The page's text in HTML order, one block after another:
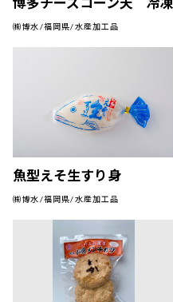
㈱博水/福岡県/水産加工品
魚型えそ生すり身
㈱博水/福岡県/水産加工品